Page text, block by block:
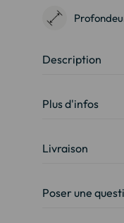
Description
Plus d'infos
Livraison
Poser une